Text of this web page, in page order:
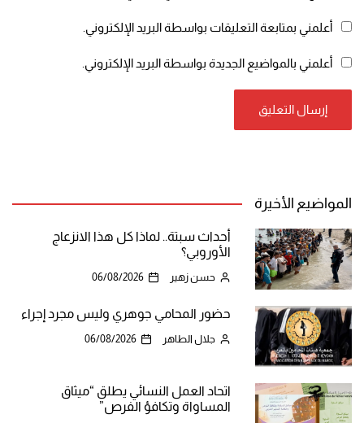
أعلمني بمتابعة التعليقات بواسطة البريد الإلكتروني.
أعلمني بالمواضيع الجديدة بواسطة البريد الإلكتروني.
المواضيع الأخيرة
أحداث سبتة.. لماذا كل هذا الانزعاج
الأوروبي؟
حسن زهير 06/08/2026
حضور المحامي جوهري وليس مجرد إجراء
جلال الطاهر 06/08/2026
اتحاد العمل النسائي يطلق “ميثاق
المساواة وتكافؤ الفرص”